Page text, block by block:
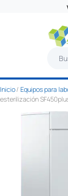
s
c
a
r
Inicio/Equipos para
esterilización